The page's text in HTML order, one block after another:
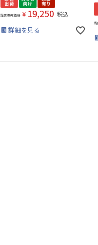
当店販売価格 ¥ 19,250 税込
詳細を見る